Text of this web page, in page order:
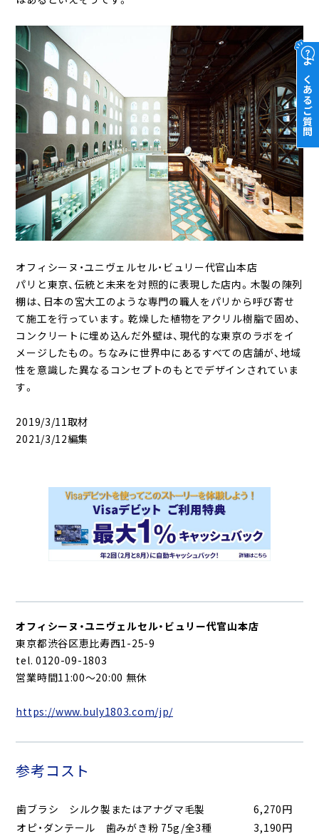
オフィシーヌ・ユニヴェルセル・ビュリー代官山本店
パリと東京、伝統と未来を対照的に表現した店内。木製の陳列
棚は、日本の宮大工のような専門の職人をパリから呼び寄せ
て施工を行っています。乾燥した植物をアクリル樹脂で固め、
コンクリートに埋め込んだ外壁は、現代的な東京のラボをイ
メージしたもの。ちなみに世界中にあるすべての店舗が、地域
性を意識した異なるコンセプトのもとでデザインされていま
す。
2019/3/11取材
2021/3/12編集
オフィシーヌ・ユニヴェルセル・ビュリー代官山本店
東京都渋谷区恵比寿西1-25-9
tel. 0120-09-1803
営業時間11:00～20:00 無休
https://www.buly1803.com/jp/
参考コスト
歯ブラシ シルク製またはアナグマ毛製
6,270円
オピ・ダンテール 歯みがき粉 75g/全3種
3,190円
よくあるご質問